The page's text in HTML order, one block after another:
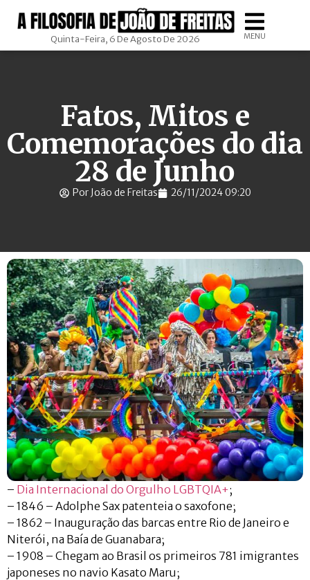
Quinta-Feira, 6 De Agosto De 2026 MENU
Fatos, Mitos e
Comemorações do dia
28 de Junho
Por João de Freitas 26/11/2024 09:20
– Dia Internacional do Orgulho LGBTQIA+;
– 1846 – Adolphe Sax patenteia o saxofone;
– 1862 – Inauguração das barcas entre Rio de Janeiro e
Niterói, na Baía de Guanabara;
– 1908 – Chegam ao Brasil os primeiros 781 imigrantes
japoneses no navio Kasato Maru;